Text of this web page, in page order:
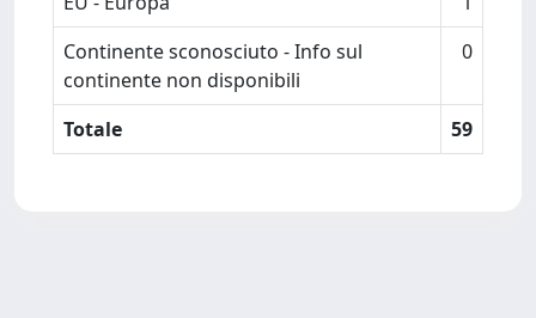
Continente sconosciuto - Info sul
continente non disponibili
0
Totale 59